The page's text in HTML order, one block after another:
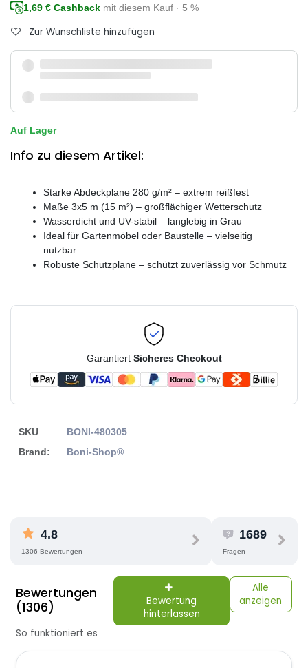
1,69 € Cashback mit diesem Kauf · 5 %
Zur Wunschliste hinzufügen
Auf Lager
Info zu diesem Artikel:
Starke Abdeckplane 280 g/m² – extrem reißfest
Maße 3x5 m (15 m²) – großflächiger Wetterschutz
Wasserdicht und UV-stabil – langlebig in Grau
Ideal für Gartenmöbel oder Baustelle – vielseitig
nutzbar
Robuste Schutzplane – schützt zuverlässig vor Schmutz
Garantiert Sicheres Checkout
SKU
BONI-480305
Brand:
Boni-Shop®
4.8
1306 Bewertungen
1689
Fragen
Bewertungen
(1306)
Bewertung
hinterlassen
Alle
anzeigen
So funktioniert es